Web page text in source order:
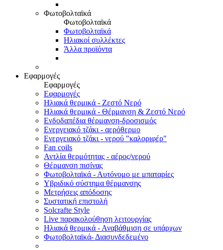
Φωτοβολταϊκά
Φωτοβολταϊκά
Φωτοβολταϊκά
Ηλιακοί συλλέκτες
Άλλα προϊόντα
Εφαρμογές
Εφαρμογές
Εφαρμογές
Ηλιακά θερμικά - Ζεστό Νερό
Ηλιακά θερμικά - Θέρμανση & Ζεστό Νερό
Ενδοδαπέδια θέρμανση-δροσισμός
Ενεργειακό τζάκι - αερόθερμο
Ενεργειακό τζάκι - νερού "καλοριφέρ"
Fan coils
Αντλία θερμότητας - αέρος/νερού
Θέρμανση πισίνας
Φωτοβολταϊκά - Αυτόνομο με μπαταρίες
Υβριδικό σύστημα θέρμανσης
Μετρήσεις απόδοσης
Συστατική επιστολή
Solcrafte Style
Live παρακολούθηση λειτουργίας
Ηλιακά θερμικά - Αναβάθμιση σε υπάρχων
Φωτοβολταϊκά- Διασυνδεδεμένο